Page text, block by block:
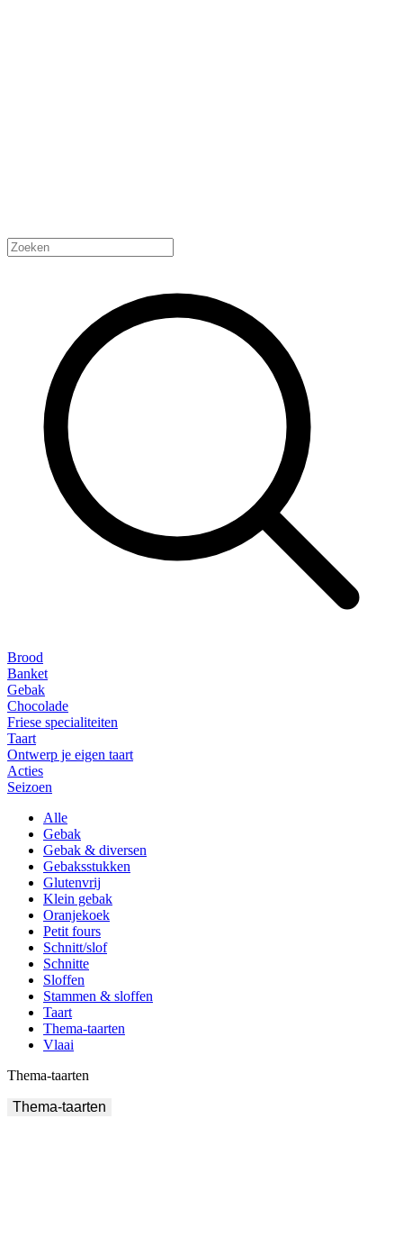
Brood
Banket
Gebak
Chocolade
Friese specialiteiten
Taart
Ontwerp je eigen taart
Acties
Seizoen
Alle
Gebak
Gebak & diversen
Gebaksstukken
Glutenvrij
Klein gebak
Oranjekoek
Petit fours
Schnitt/slof
Schnitte
Sloffen
Stammen & sloffen
Taart
Thema-taarten
Vlaai
Thema-taarten
Thema-taarten